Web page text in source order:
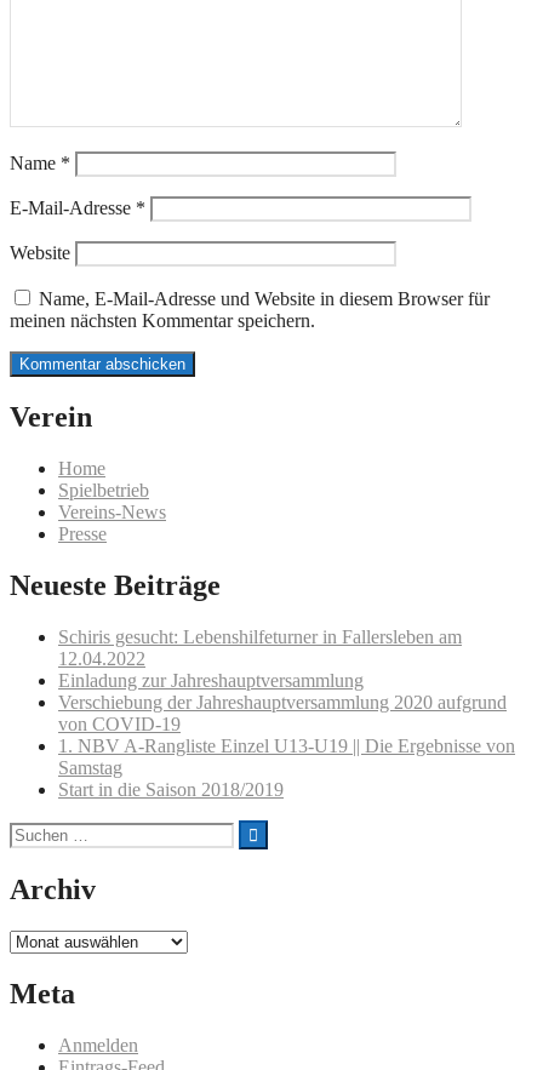
Name *
E-Mail-Adresse *
Website
Name, E-Mail-Adresse und Website in diesem Browser für
meinen nächsten Kommentar speichern.
Verein
Home
Spielbetrieb
Vereins-News
Presse
Neueste Beiträge
Schiris gesucht: Lebenshilfeturner in Fallersleben am
12.04.2022
Einladung zur Jahreshauptversammlung
Verschiebung der Jahreshauptversammlung 2020 aufgrund
von COVID-19
1. NBV A-Rangliste Einzel U13-U19 || Die Ergebnisse von
Samstag
Start in die Saison 2018/2019
Suchen
nach:
Archiv
Archiv
Meta
Anmelden